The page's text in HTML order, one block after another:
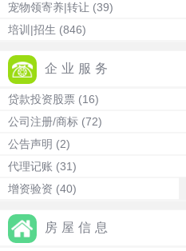
宠物领寄养|转让 (39)
培训|招生 (846)
企业服务
贷款投资股票 (16)
公司注册/商标 (72)
公告声明 (2)
代理记账 (31)
增资验资 (40)
房屋信息